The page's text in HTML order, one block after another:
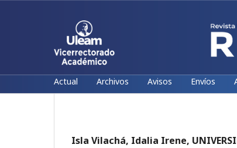
Actual Archivos Avisos Envíos
Isla Vilachá, Idalia Irene,